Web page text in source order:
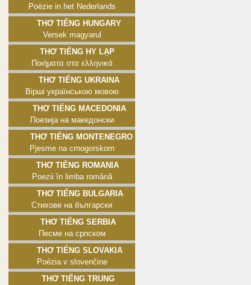
Poëzie in het Nederlands
Thơ tiếng Hungary
Versek magyarul
Thơ tiếng Hy Lạp
Ποιήματα στα ελληνικά
Thơ tiếng Ukraina
Вірші українською мовою
Thơ tiếng Macedonia
Поезија на македонски
Thơ tiếng Montenegro
Pjesme na crnogorskom
Thơ tiếng Romania
Poezii în limba română
Thơ tiếng Bulgaria
Стихове на български
Thơ tiếng Serbia
Песме на српском
Thơ tiếng Slovakia
Poézia v slovenčine
Thơ tiếng Trung